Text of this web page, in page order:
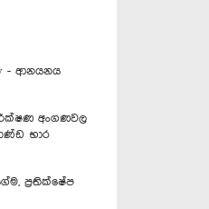
- ආනයනය
අංගණවල
භාර
ප්‍රතික්ෂේප